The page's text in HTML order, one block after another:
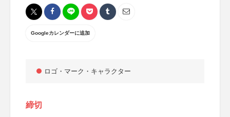
Googleカレンダーに追加
ロゴ・マーク・キャラクター
締切